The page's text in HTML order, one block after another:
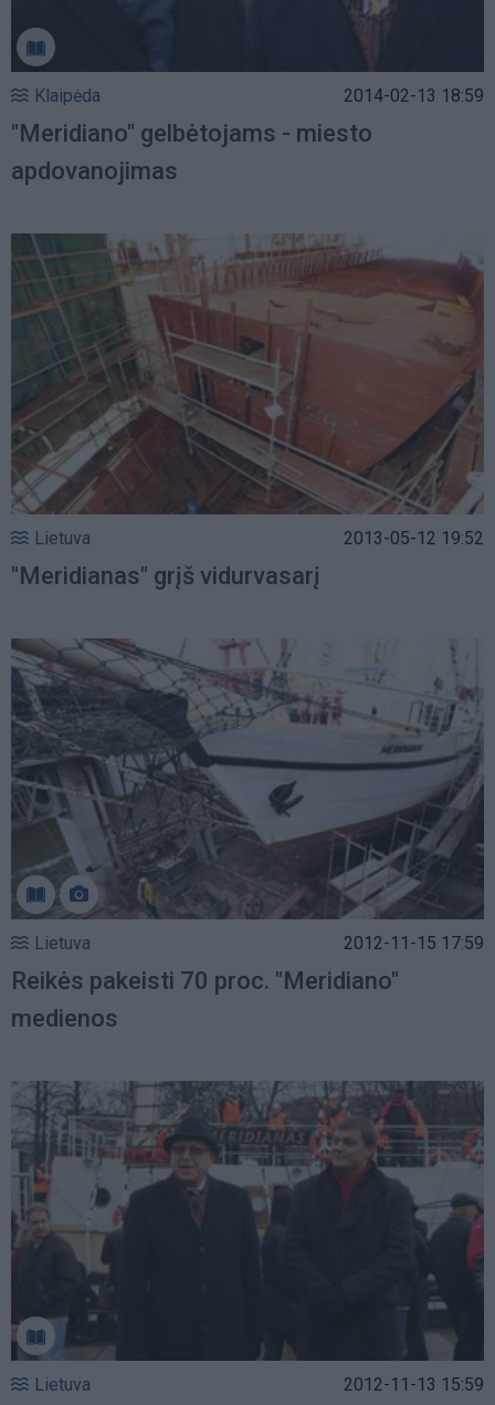
Klaipėda 2014-02-13 18:59
"Meridiano" gelbėtojams - miesto
apdovanojimas
Lietuva 2013-05-12 19:52
"Meridianas" grįš vidurvasarį
Lietuva 2012-11-15 17:59
Reikės pakeisti 70 proc. "Meridiano"
medienos
Lietuva 2012-11-13 15:59